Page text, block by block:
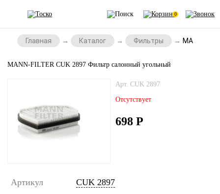
0
Главная Каталог Фильтры MANN-
MANN-FILTER CUK 2897 Фильтр салонный угольный
Арт. CUK 2897
Отсутствует
698 Р
Артикул
CUK 2897